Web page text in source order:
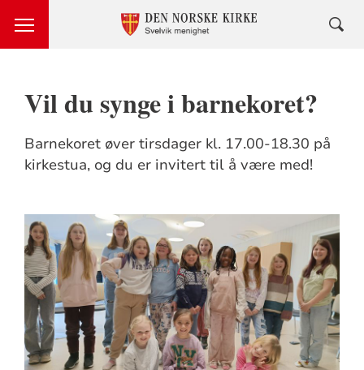
Vil du synge i barnekoret?
Barnekoret øver tirsdager kl. 17.00-18.30 på
kirkestua, og du er invitert til å være med!